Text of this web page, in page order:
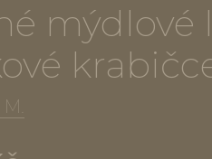
mýdlové